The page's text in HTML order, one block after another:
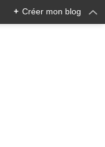
+ Créer mon blog